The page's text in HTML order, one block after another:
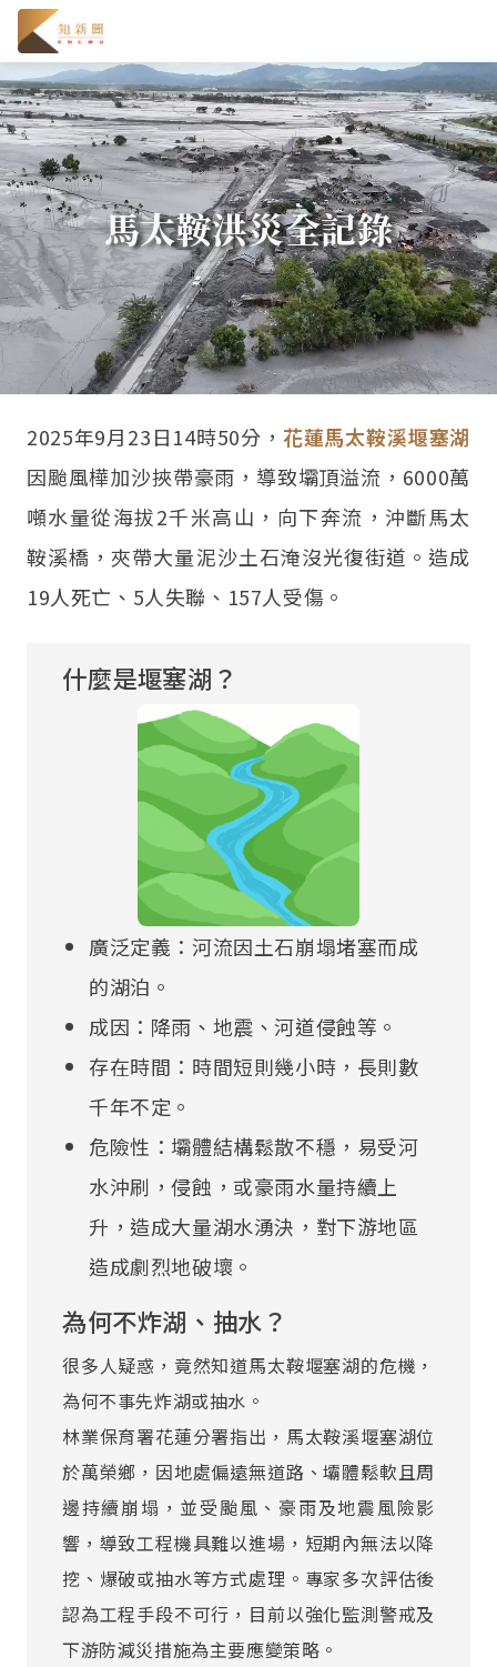
馬太鞍洪災全記錄
2025年9月23日14時50分， 花蓮馬太鞍溪堰塞湖
因颱風樺加沙挾帶豪雨，導致壩頂溢流，6000萬
噸水量從海拔2千米高山，向下奔流，沖斷馬太
鞍溪橋，夾帶大量泥沙土石淹沒光復街道。造成
19人死亡、5人失聯、157人受傷。
什麼是堰塞湖？
廣泛定義：河流因土石崩塌堵塞而成
的湖泊。
成因：降雨、地震、河道侵蝕等。
存在時間：時間短則幾小時，長則數
千年不定。
危險性：壩體結構鬆散不穩，易受河
水沖刷，侵蝕，或豪雨水量持續上
升，造成大量湖水湧決，對下游地區
造成劇烈地破壞。
為何不炸湖、抽水？
很多人疑惑，竟然知道馬太鞍堰塞湖的危機，
為何不事先炸湖或抽水。
林業保育署花蓮分署指出，馬太鞍溪堰塞湖位
於萬榮鄉，因地處偏遠無道路、壩體鬆軟且周
邊持續崩塌，並受颱風、豪雨及地震風險影
響，導致工程機具難以進場，短期內無法以降
挖、爆破或抽水等方式處理。專家多次評估後
認為工程手段不可行，目前以強化監測警戒及
下游防減災措施為主要應變策略。